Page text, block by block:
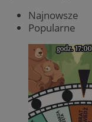
Najnowsze
Popularne